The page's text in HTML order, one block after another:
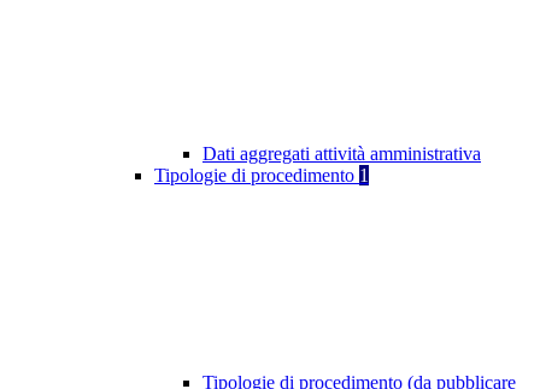
Dati aggregati attività amministrativa
Tipologie di procedimento 1
Tipologie di procedimento (da pubblicare